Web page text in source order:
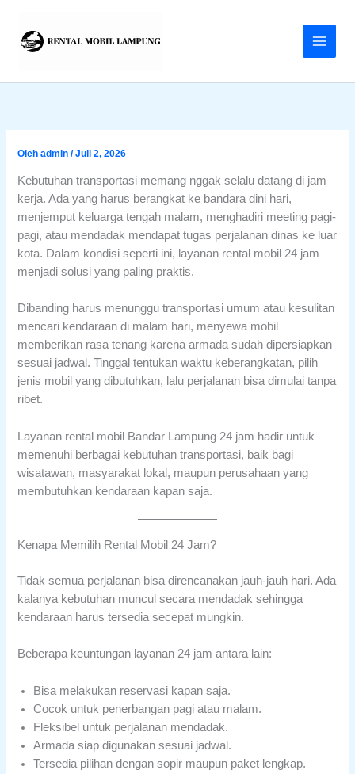
konten
Olehadmin/Juli 2, 2026
Kebutuhan transportasi memang nggak selalu datang di jam
kerja. Ada yang harus berangkat ke bandara dini hari,
menjemput keluarga tengah malam, menghadiri meeting pagi-
pagi, atau mendadak mendapat tugas perjalanan dinas ke luar
kota. Dalam kondisi seperti ini, layanan rental mobil 24 jam
menjadi solusi yang paling praktis.
Dibanding harus menunggu transportasi umum atau kesulitan
mencari kendaraan di malam hari, menyewa mobil
memberikan rasa tenang karena armada sudah dipersiapkan
sesuai jadwal. Tinggal tentukan waktu keberangkatan, pilih
jenis mobil yang dibutuhkan, lalu perjalanan bisa dimulai tanpa
ribet.
Layanan rental mobil Bandar Lampung 24 jam hadir untuk
memenuhi berbagai kebutuhan transportasi, baik bagi
wisatawan, masyarakat lokal, maupun perusahaan yang
membutuhkan kendaraan kapan saja.
Kenapa Memilih Rental Mobil 24 Jam?
Tidak semua perjalanan bisa direncanakan jauh-jauh hari. Ada
kalanya kebutuhan muncul secara mendadak sehingga
kendaraan harus tersedia secepat mungkin.
Beberapa keuntungan layanan 24 jam antara lain:
Bisa melakukan reservasi kapan saja.
Cocok untuk penerbangan pagi atau malam.
Fleksibel untuk perjalanan mendadak.
Armada siap digunakan sesuai jadwal.
Tersedia pilihan dengan sopir maupun paket lengkap.